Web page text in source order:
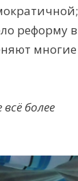
реформу в
многие
более